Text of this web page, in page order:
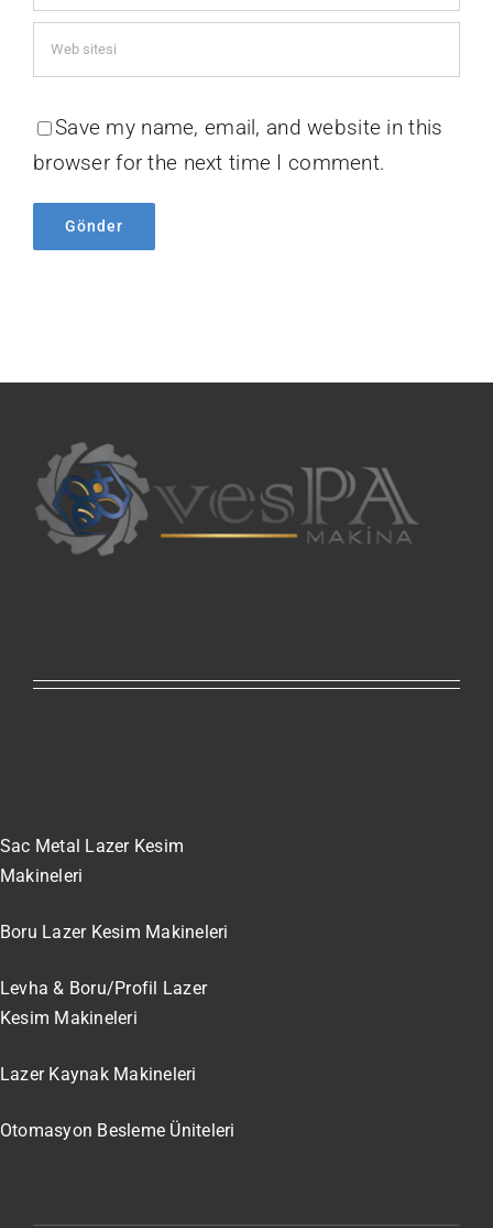
Save my name, email, and website in this
browser for the next time I comment.
Sac Metal Lazer Kesim
Makineleri
Boru Lazer Kesim Makineleri
Levha & Boru/Profil Lazer
Kesim Makineleri
Lazer Kaynak Makineleri
Otomasyon Besleme Üniteleri